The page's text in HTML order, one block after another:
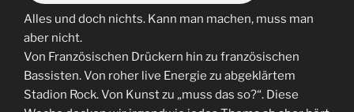
Alles und doch nichts. Kann man machen, muss man
aber nicht.
Von Französischen Drückern hin zu französischen
Bassisten. Von roher live Energie zu abgeklärtem
Stadion Rock. Von Kunst zu „muss das so?“. Diese